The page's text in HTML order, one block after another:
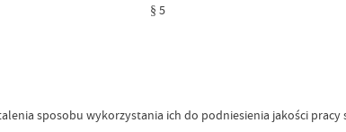
§ 5
sposobu wykorzystania ich do podniesienia jakości pracy